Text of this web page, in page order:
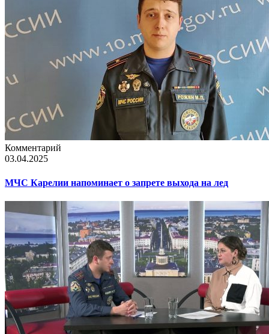
Комментарий
03.04.2025
МЧС Карелии напоминает о запрете выхода на лед